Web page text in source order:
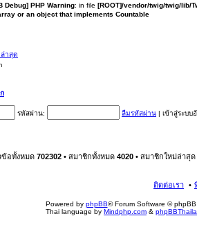
Debug] PHP Warning: in file [ROOT]/vendor/twig/twig/lib/
or an object that implements Countable
าสุด
รหัสผ่าน: ลืมรหัสผ่าน | เข้าสู่ระบ
ข้อทั้งหมด 702302 • สมาชิกทั้งหมด 4020 • สมาชิกใหม่ล่าสุด
ติดต่อเรา
Powered by phpBB® Forum Software © phpBB
Thai language by Mindphp.com &